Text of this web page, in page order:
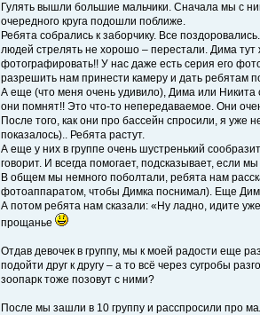
Гулять вышли большие мальчики. Сначала мы с
очередного круга подошли поближе.
Ребята собрались к заборчику. Все
людей стрелять не хорошо – перестали. Дима
фотографировать!! У нас даже есть серия его
разрешить нам принести камеру и дать ребятам
А еще (что меня очень удивило), Дима или Никита
они помнят!! Это что-то непередаваемое. Они
После того, как они про бассейн спросили, я уже
показалось).. Ребята растут.
А еще у них в группе очень шустренький
говорит. И всегда помогает, подсказывает, если
В общем мы немного поболтали, ребята нам
фотоаппаратом, чтобы Димка поснимал). Еще
А потом ребята нам сказали: «Ну ладно, идите
прощанье
Отдав девочек в группу, мы к моей радости еще
подойти друг к другу – а то всё через сугробы
зоопарк тоже позовут с ними?
После мы зашли в 10 группу и расспросили про